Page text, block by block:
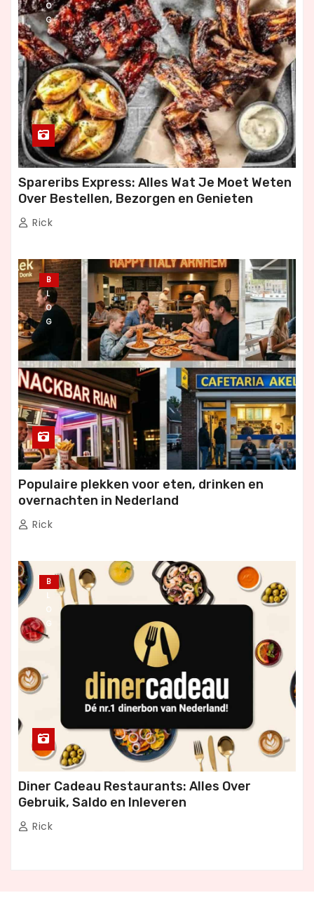
O
G
Spareribs Express: Alles Wat Je Moet Weten
Over Bestellen, Bezorgen en Genieten
Rick
B
L
O
G
Populaire plekken voor eten, drinken en
overnachten in Nederland
Rick
B
L
O
G
Diner Cadeau Restaurants: Alles Over
Gebruik, Saldo en Inleveren
Rick